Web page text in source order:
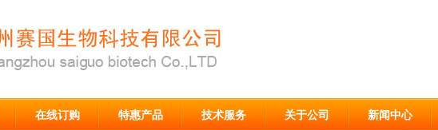
在线订购 特惠产品 技术服务 关于公司 新闻中心